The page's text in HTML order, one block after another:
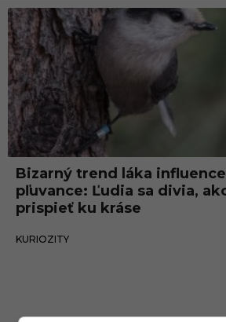
p
ľ
u
v
a
n
c
e
Bizarný trend láka
pľuvance: Ľudia sa divia,
prispieť ku kráse
KURIOZITY